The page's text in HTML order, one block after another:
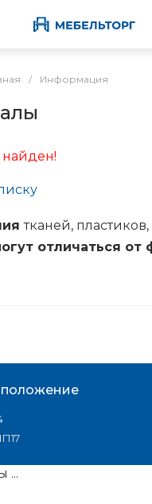
/ Информация
тканей,
отличаться от
...